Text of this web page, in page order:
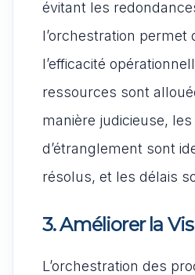
évitant les
l’orchestration permet
l’efficacité
ressources sont
manière judicieuse,
d’étranglement sont
résolus, et les délais
3. Améliorer la
L’orchestration des